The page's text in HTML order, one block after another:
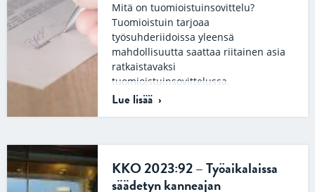
Mitä on tuomioistuinsovittelu?
Tuomioistuin tarjoaa
työsuhderiidoissa yleensä
mahdollisuutta saattaa riitainen asia
ratkaistavaksi
tuomioistuinsovittelussa.
Tuomioistuinsovittelu on
Lue lisää
KKO 2023:92 – Työaikalaissa
säädetyn kanneajan